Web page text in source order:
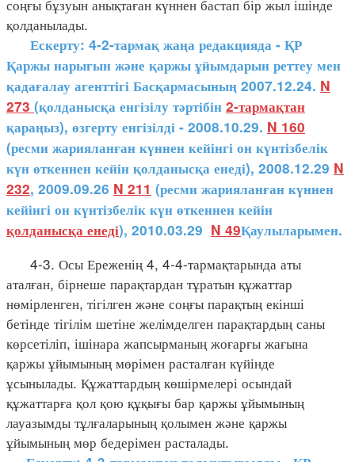
соңғы бұзуын анықтаған күннен бастап бір жыл ішінде
қолданылады.
Ескерту: 4-2-тармақ жаңа редакцияда - ҚР
Қаржы нарығын және қаржы ұйымдарын реттеу мен
қадағалау агенттігі Басқармасының 2007.12.24. N
273 (қолданысқа енгізілу тәртібін 2-тармақтан
қараңыз), өзгерту енгізілді - 2008.10.29. N 160
(ресми жарияланған күннен кейінгі он күнтізбелік
күн өткеннен кейін қолданысқа енеді), 2008.12.29 N
232, 2009.09.26 N 211 (ресми жарияланған күннен
кейінгі он күнтізбелік күн өткеннен кейін
қолданысқа енеді), 2010.03.29 N 49Қаулыларымен.
4-3. Осы Ереженің 4, 4-4-тармақтарында аты
аталған, бірнеше парақтардан тұратын құжаттар
нөмірленген, тігілген және соңғы парақтың екінші
бетінде тігілім шетіне желімделген парақтардың саны
көрсетіліп, ішінара жапсырманың жоғарғы жағына
қаржы ұйымының мөрімен расталған күйінде
ұсынылады. Құжаттардың көшірмелері осындай
құжаттарға қол қою құқығы бар қаржы ұйымының
лауазымды тұлғаларының қолымен және қаржы
ұйымының мөр бедерімен расталады.